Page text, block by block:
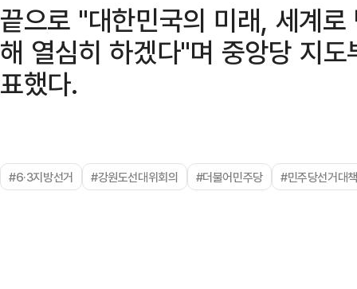
끝으로 "대한민국의 미래, 세계
해 열심히 하겠다"며 중앙당 지
표했다.
#6·3지방선거 #강원도선대위회의 #더불어민주당 #민주당선거대